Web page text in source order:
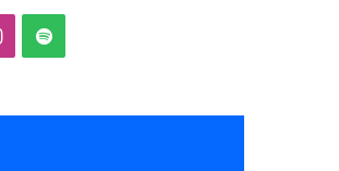
Instagram
Spotify